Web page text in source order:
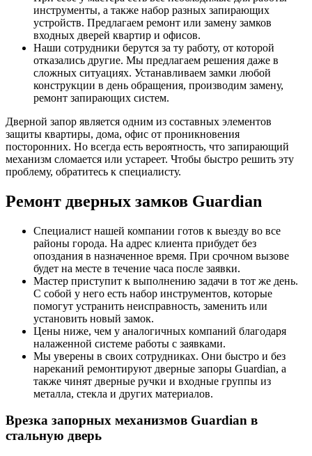
инструменты, а также набор разных запирающих
устройств. Предлагаем ремонт или замену замков
входных дверей квартир и офисов.
Наши сотрудники берутся за ту работу, от которой
отказались другие. Мы предлагаем решения даже в
сложных ситуациях. Устанавливаем замки любой
конструкции в день обращения, производим замену,
ремонт запирающих систем.
Дверной запор является одним из составных элементов
защиты квартиры, дома, офис от проникновения
посторонних. Но всегда есть вероятность, что запирающий
механизм сломается или устареет. Чтобы быстро решить эту
проблему, обратитесь к специалисту.
Ремонт дверных замков Guardian
Специалист нашей компании готов к выезду во все
районы города. На адрес клиента прибудет без
опоздания в назначенное время. При срочном вызове
будет на месте в течение часа после заявки.
Мастер приступит к выполнению задачи в тот же день.
С собой у него есть набор инструментов, которые
помогут устранить неисправность, заменить или
установить новый замок.
Цены ниже, чем у аналогичных компаний благодаря
налаженной системе работы с заявками.
Мы уверены в своих сотрудниках. Они быстро и без
нареканий ремонтируют дверные запоры Guardian, а
также чинят дверные ручки и входные группы из
металла, стекла и других материалов.
Врезка запорных механизмов Guardian в
стальную дверь